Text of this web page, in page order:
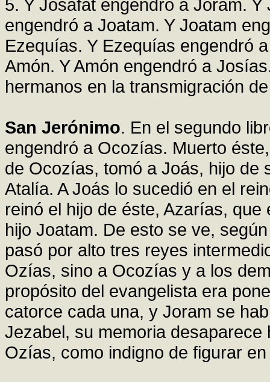
5. Y Josafat engendró a Joram.
engendró a Joatam. Y Joatam
Ezequías. Y Ezequías engendró
Amón. Y Amón engendró a
hermanos en la transmigración
San Jerónimo. En el segundo
engendró a Ocozías. Muerto
de Ocozías, tomó a Joás, hijo de
Atalía. A Joás lo sucedió en el
reinó el hijo de éste, Azarías,
hijo Joatam. De esto se ve,
pasó por alto tres reyes
Ozías, sino a Ocozías y a los
propósito del evangelista era
catorce cada una, y Joram se
Jezabel, su memoria
Ozías, como indigno de figurar